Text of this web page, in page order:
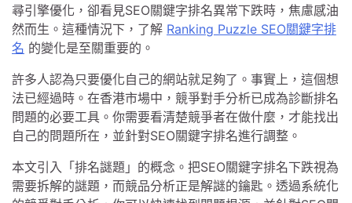
尋引擎優化，卻看見SEO關鍵字排名異常下跌時，焦慮感油
然而生。這種情況下，了解 Ranking Puzzle SEO關鍵字排
名 的變化是至關重要的。
許多人認為只要優化自己的網站就足夠了。事實上，這個想
法已經過時。在香港市場中，競爭對手分析已成為診斷排名
問題的必要工具。你需要看清楚競爭者在做什麼，才能找出
自己的問題所在，並針對SEO關鍵字排名進行調整。
本文引入「排名謎題」的概念。把SEO關鍵字排名下跌視為
需要拆解的謎題，而競品分析正是解謎的鑰匙。透過系統化